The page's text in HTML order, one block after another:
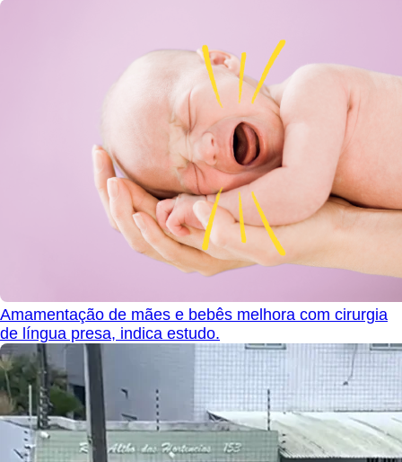
Amamentação de mães e bebês melhora com cirurgia
de língua presa, indica estudo.